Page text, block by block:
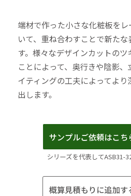
端材で作った小さな化粧板を
いて、重ね合わすことで新た
す。様々なデザインカットの
ことによって、奥行きや陰影
イティングの工夫によってよ
出します。
サンプルご依頼はこち
シリーズを代表してASB31-
概算見積もりに追加す